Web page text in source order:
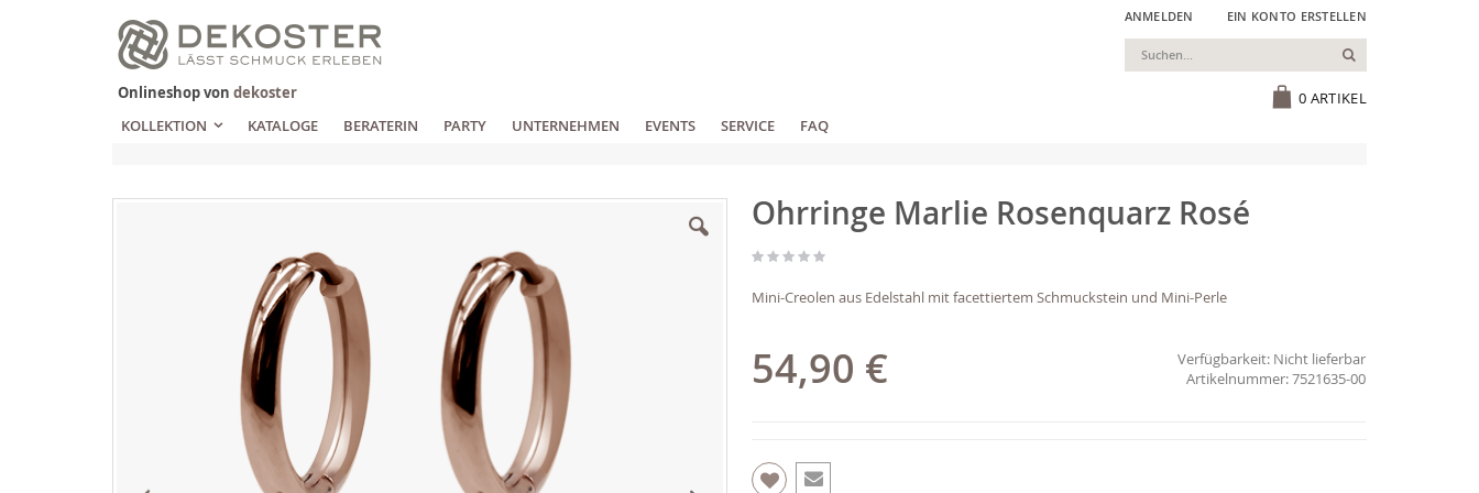
Zum
Inhalt
springen
ANMELDEN EIN KONTO ERSTELLEN
0 ARTIKEL
Suchen
Onlineshop von dekoster
KOLLEKTION
KATALOGE BERATERIN PARTY UNTERNEHMEN EVENTS SERVICE FAQ
Ohrringe Marlie Rosenquarz Rosé
Mini-Creolen aus Edelstahl mit facettiertem Schmuckstein und Mini-Perle
54,90 € Verfügbarkeit: Nicht lieferbar
7521635-00